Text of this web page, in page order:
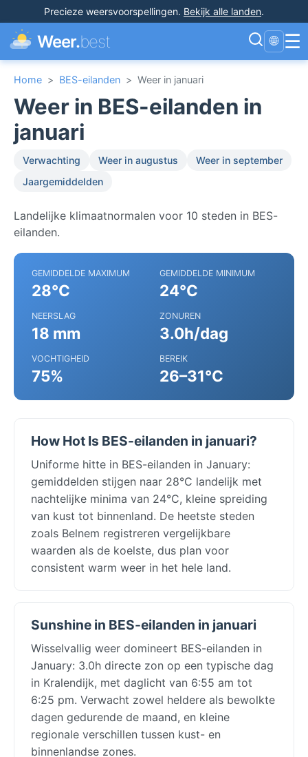
Precieze weersvoorspellingen. Bekijk alle landen.
Weer.best 🌐 ☰
Home > BES-eilanden > Weer in januari
Weer in BES-eilanden in
januari
Verwachting Weer in augustus
Weer in september
Jaargemiddelden
Landelijke klimaatnormalen voor 10 steden in BES-
eilanden.
GEMIDDELDE MAXIMUM
28°C
GEMIDDELDE MINIMUM
24°C
NEERSLAG
18 mm
ZONUREN
3.0h/dag
VOCHTIGHEID
75%
BEREIK
26–31°C
How Hot Is BES-eilanden in januari?
Uniforme hitte in BES-eilanden in January:
gemiddelden stijgen naar 28°C landelijk met
nachtelijke minima van 24°C, kleine spreiding
van kust tot binnenland. De heetste steden
zoals Belnem registreren vergelijkbare
waarden als de koelste, dus plan voor
consistent warm weer in het hele land.
Sunshine in BES-eilanden in januari
Wisselvallig weer domineert BES-eilanden in
January: 3.0h directe zon op een typische dag
in Kralendijk, met daglicht van 6:55 am tot
6:25 pm. Verwacht zowel heldere als bewolkte
dagen gedurende de maand, en kleine
regionale verschillen tussen kust- en
binnenlandse zones.